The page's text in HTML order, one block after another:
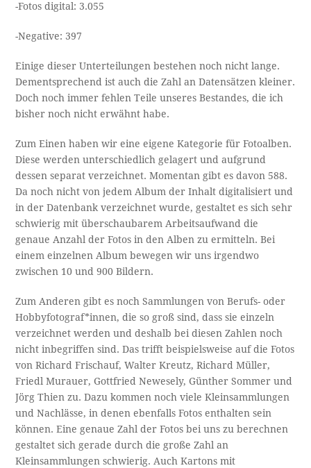
-Fotos digital: 3.055
-Negative: 397
Einige dieser Unterteilungen bestehen noch nicht lange.
Dementsprechend ist auch die Zahl an Datensätzen kleiner.
Doch noch immer fehlen Teile unseres Bestandes, die ich
bisher noch nicht erwähnt habe.
Zum Einen haben wir eine eigene Kategorie für Fotoalben.
Diese werden unterschiedlich gelagert und aufgrund
dessen separat verzeichnet. Momentan gibt es davon 588.
Da noch nicht von jedem Album der Inhalt digitalisiert und
in der Datenbank verzeichnet wurde, gestaltet es sich sehr
schwierig mit überschaubarem Arbeitsaufwand die
genaue Anzahl der Fotos in den Alben zu ermitteln. Bei
einem einzelnen Album bewegen wir uns irgendwo
zwischen 10 und 900 Bildern.
Zum Anderen gibt es noch Sammlungen von Berufs- oder
Hobbyfotograf*innen, die so groß sind, dass sie einzeln
verzeichnet werden und deshalb bei diesen Zahlen noch
nicht inbegriffen sind. Das trifft beispielsweise auf die Fotos
von Richard Frischauf, Walter Kreutz, Richard Müller,
Friedl Murauer, Gottfried Newesely, Günther Sommer und
Jörg Thien zu. Dazu kommen noch viele Kleinsammlungen
und Nachlässe, in denen ebenfalls Fotos enthalten sein
können. Eine genaue Zahl der Fotos bei uns zu berechnen
gestaltet sich gerade durch die große Zahl an
Kleinsammlungen schwierig. Auch Kartons mit